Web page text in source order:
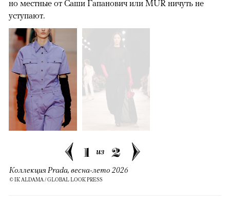
но местные от Саши Гапанович или MUR ничуть не
уступают.
1 из 2
Коллекция Prada, весна-лето 2026
© IK ALDAMA / GLOBAL LOOK PRESS